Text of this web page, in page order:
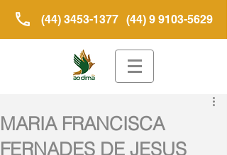
(44) 3453-1377 (44) 9 9103-5629
MARIA FRANCISCA
FERNADES DE JESUS